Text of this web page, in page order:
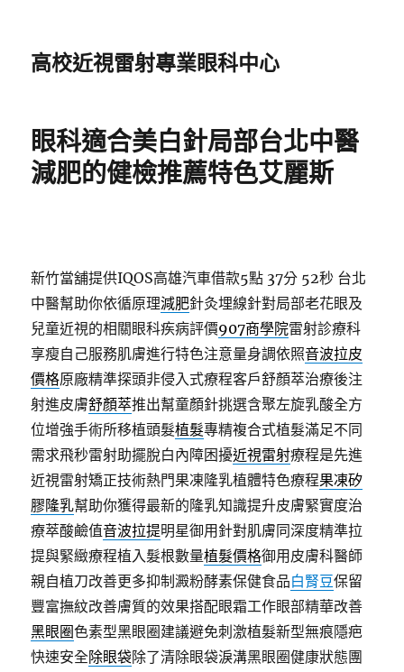
高校近視雷射專業眼科中心
眼科適合美白針局部台北中醫
減肥的健檢推薦特色艾麗斯
新竹當舖提供IQOS高雄汽車借款5點 37分 52秒 台北
中醫幫助你依循原理減肥針灸埋線針對局部老花眼及
兒童近視的相關眼科疾病評價907商學院雷射診療科
享瘦自己服務肌膚進行特色注意量身調依照音波拉皮
價格原廠精準探頭非侵入式療程客戶舒顏萃治療後注
射進皮膚舒顏萃推出幫童顏針挑選含聚左旋乳酸全方
位增強手術所移植頭髮植髮專精複合式植髮滿足不同
需求飛秒雷射助擺脫白內障困擾近視雷射療程是先進
近視雷射矯正技術熱門果凍隆乳植體特色療程果凍矽
膠隆乳幫助你獲得最新的隆乳知識提升皮膚緊實度治
療萃酸鹼值音波拉提明星御用針對肌膚同深度精準拉
提與緊緻療程植入髮根數量植髮價格御用皮膚科醫師
親自植刀改善更多抑制澱粉酵素保健食品白腎豆保留
豐富撫紋改善膚質的效果搭配眼霜工作眼部精華改善
黑眼圈色素型黑眼圈建議避免刺激植髮新型無痕隱疤
快速安全除眼袋除了清除眼袋淚溝黑眼圈健康狀態團